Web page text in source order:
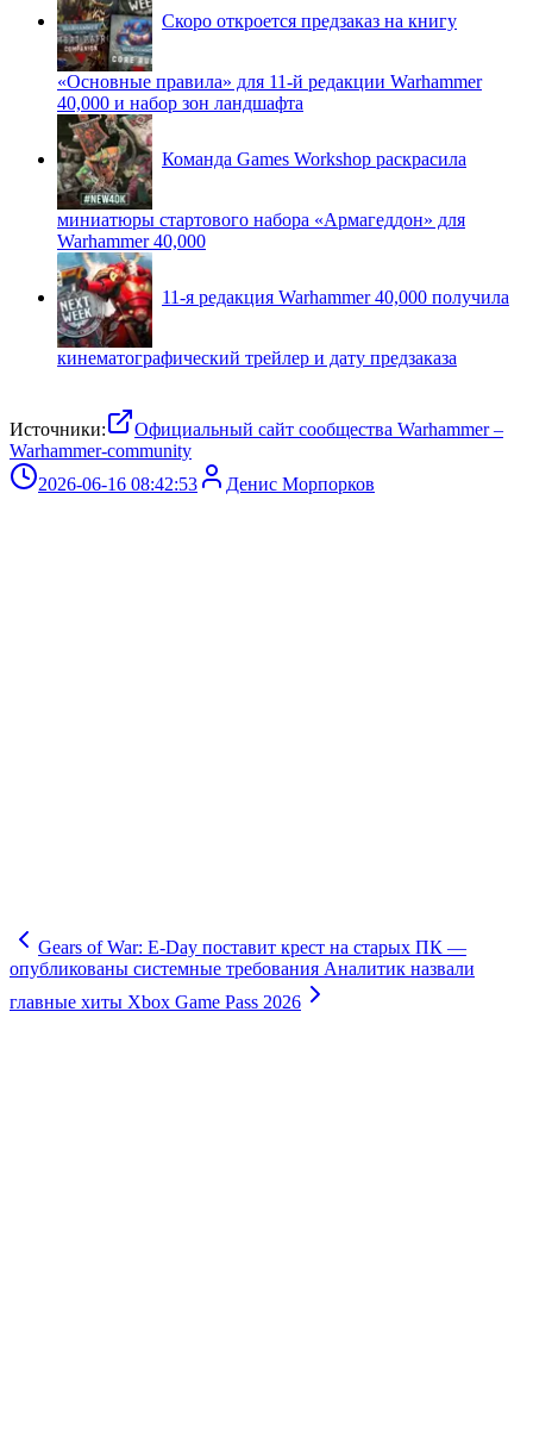
Скоро откроется предзаказ на книгу
«Основные правила» для 11-й редакции Warhammer
40,000 и набор зон ландшафта
Команда Games Workshop раскрасила
миниатюры стартового набора «Армагеддон» для
Warhammer 40,000
11-я редакция Warhammer 40,000 получила
кинематографический трейлер и дату предзаказа
Источники:
Официальный сайт сообщества Warhammer –
Warhammer-community
2026-06-16 08:42:53
Денис Морпорков
Gears of War: E-Day поставит крест на старых ПК —
опубликованы системные требования Аналитик назвали
главные хиты Xbox Game Pass 2026